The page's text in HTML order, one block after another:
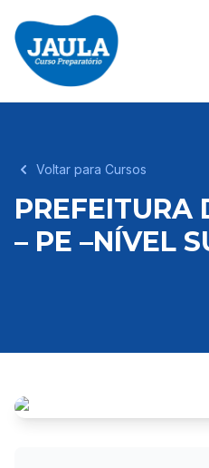
Voltar para Cursos
PREFEITURA
– PE –NÍVEL